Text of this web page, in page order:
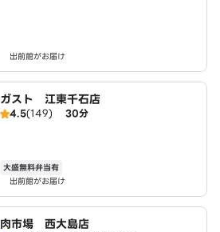
出前館がお届け
ガスト 江東千石店
4.5(149) 30分
大盛無料弁当有
出前館がお届け
肉市場 西大島店